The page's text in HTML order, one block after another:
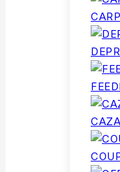
CAZA